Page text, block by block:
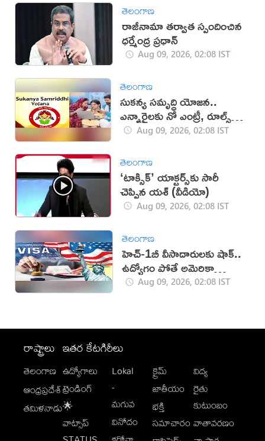
తెలంగాణ
రాజీనామా తర్వాత స్పందించిన
ధర్మేంద్ర ప్రధాన్‌
Aug 09, 2026, 02:08 IST
తెలంగాణ
సుకన్య సమృద్ధి యోజన..
ఎన్నారైలకు నో ఎంట్రీ, రూల్స్
ఇవే!Aug 09, 2026, 02:08 IST
తెలంగాణ
‘టాక్సిక్’ యాక్టర్స్‌కు సారీ
చెప్పిన యశ్ (వీడియో)
Aug 09, 2026, 02:08 IST
తెలంగాణ
హెచ్-1బీ వీసాదారులకు షాక్..
ఉద్యోగం పోతే అమెరికా
వీడాల్సిందే!
Aug 09, 2026, 02:08 IST
రాష్ట్రాలు
తెలంగాణ
ఆంధ్రప్రదేశ్
తమిళనాడు
ఇతర కేటగిరీలు
ఉద్యోగాలు
ట్రెండింగ్
🌟
వాట్సాప్
Lokal
-
మగువ
వినోదం
క్రైమ్
జాతీయం
భక్తి
సమాచారం
విద్య
రైతు
కుటుంబం
వాతావరణం